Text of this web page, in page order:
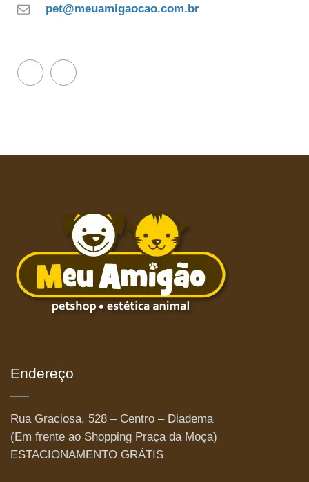
pet@meuamigaocao.com.br
Endereço
Rua Graciosa, 528 – Centro – Diadema
(Em frente ao Shopping Praça da Moça)
ESTACIONAMENTO GRÁTIS